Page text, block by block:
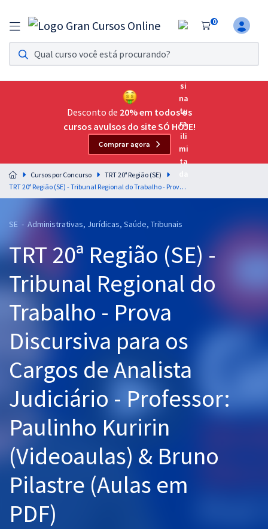
0
Assinatura Ilimitada 11
Acesso a todos os cursos. Teste grátis por 7 dias!
Assinatura OAB Até Passar
Acesso ilimitado a toda preparação para o Exame da
Residências Multiprofissionais
Preparação completa e intensiva para as principais
residências em saúde do Brasil
Cursos 20% OFF
Pós
Graduação
OAB
Questões grátis
Aprovados
Desconto de 20% em todos os
cursos avulsos do site SÓ HOJE!
Comprar agora
Cursos por Concurso
TRT 20ª Região (SE)
TRT 20ª Região (SE) - Tribunal Regional do Trabalho - Prova Discursiva para os Cargos de Analista Judiciário - Professor: Paulinho Kuririn (Videoaulas) & Bruno Pilastre (Aulas em PDF)
SE - Administrativas, Jurídicas, Saúde, Tribunais
TRT 20ª Região (SE) -
Tribunal Regional do
Trabalho - Prova
Discursiva para os
Cargos de Analista
Judiciário - Professor:
Paulinho Kuririn
(Videoaulas) & Bruno
Pilastre (Aulas em
PDF)